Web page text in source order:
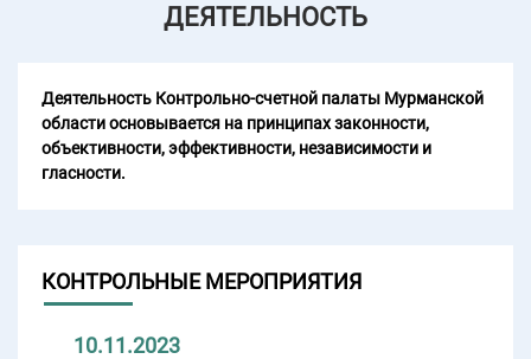
ДЕЯТЕЛЬНОСТЬ
Деятельность Контрольно-счетной палаты Мурманской
области основывается на принципах законности,
объективности, эффективности, независимости и
гласности.
КОНТРОЛЬНЫЕ МЕРОПРИЯТИЯ
10.11.2023